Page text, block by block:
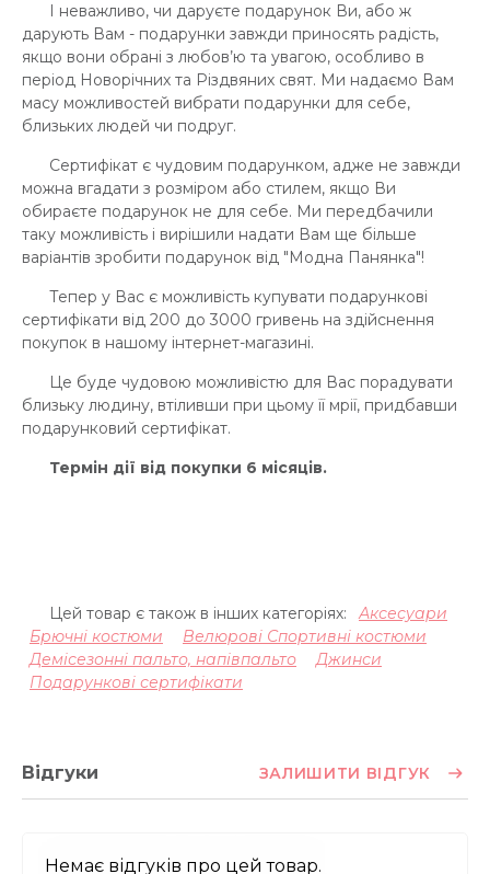
І неважливо, чи даруєте подарунок Ви, або ж
дарують Вам - подарунки завжди приносять радість,
якщо вони обрані з любов’ю та увагою, особливо в
період Новорічних та Різдвяних свят. Ми надаємо Вам
масу можливостей вибрати подарунки для себе,
близьких людей чи подруг.
Сертифікат є чудовим подарунком, адже не завжди
можна вгадати з розміром або стилем, якщо Ви
обираєте подарунок не для себе. Ми передбачили
таку можливість і вирішили надати Вам ще більше
варіантів зробити подарунок від "Модна Панянка"!
Тепер у Вас є можливість купувати подарункові
сертифікати від 200 до 3000 гривень на здійснення
покупок в нашому інтернет-магазині.
Це буде чудовою можливістю для Вас порадувати
близьку людину, втіливши при цьому її мрії, придбавши
подарунковий сертифікат.
Термін дії від покупки 6 місяців.
Цей товар є також в інших категоріях:
Аксесуари
Брючні костюми
Велюрові Спортивні костюми
Демісезонні пальто, напівпальто
Джинси
Подарункові сертифікати
Відгуки ЗАЛИШИТИ ВІДГУК
Немає відгуків про цей товар.